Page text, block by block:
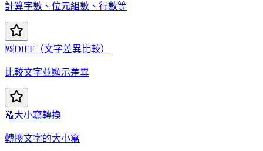
計算字數、位元組數、行數等
🆚DIFF（文字差異比較）
比較文字並顯示差異
🔠大小寫轉換
轉換文字的大小寫